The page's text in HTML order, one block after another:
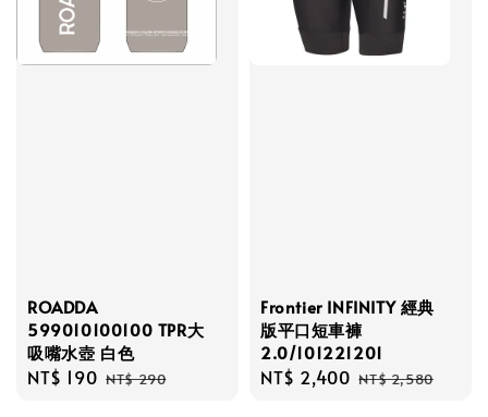
ROADDA
599010100100 TPR大
吸嘴水壺 白色
Sale
NT$ 190 Regular
NT$ 290
Frontier INFINITY 經典
版平口短車褲
2.0/101221201
Sale
NT$ 2,400 Regular
NT$ 2,580